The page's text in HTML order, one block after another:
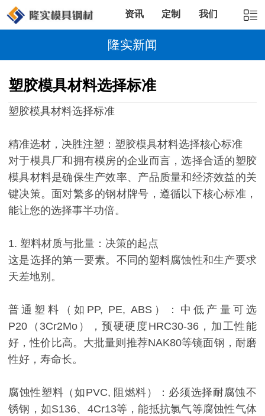
资讯 定制 我们
隆实新闻
塑胶模具材料选择标准
塑胶模具材料选择标准
精准选材，决胜注塑：塑胶模具材料选择核心标准
对于模具厂和拥有模房的企业而言，选择合适的塑胶
模具材料是确保生产效率、产品质量和经济效益的关
键决策。面对繁多的钢材牌号，遵循以下核心标准，
能让您的选择事半功倍。
1. 塑料材质与批量：决策的起点
这是选择的第一要素。不同的塑料腐蚀性和生产要求
天差地别。
普通塑料（如PP, PE, ABS）：中低产量可选
P20（3Cr2Mo），预硬硬度HRC30-36，加工性能
好，性价比高。大批量则推荐NAK80等镜面钢，耐磨
性好，寿命长。
腐蚀性塑料（如PVC, 阻燃料）：必须选择耐腐蚀不
锈钢，如S136、4Cr13等，能抵抗氯气等腐蚀性气体